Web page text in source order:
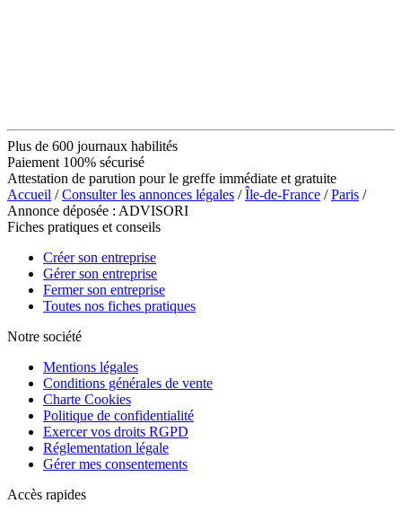
Plus de 600 journaux habilités
Paiement 100% sécurisé
Attestation de parution pour le greffe immédiate et gratuite
Accueil /Consulter les annonces légales /Île-de-France /Paris /
Annonce déposée : ADVISORI
Fiches pratiques et conseils
Créer son entreprise
Gérer son entreprise
Fermer son entreprise
Toutes nos fiches pratiques
Notre société
Mentions légales
Conditions générales de vente
Charte Cookies
Politique de confidentialité
Exercer vos droits RGPD
Réglementation légale
Gérer mes consentements
Accès rapides